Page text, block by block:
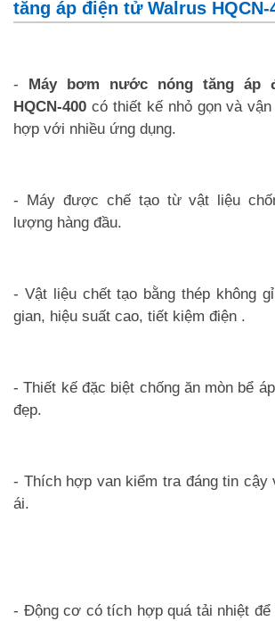
tăng áp điện tử Walrus HQCN-
- Máy bơm nước nóng tăng áp
HQCN-400 có thiết kế nhỏ gọn và
hợp với nhiều ứng dụng.
- Máy được chế tạo từ vật liệu
lượng hàng đầu.
- Vật liệu chết tạo bằng thép không
gian, hiệu suất cao, tiết kiệm điện .
- Thiết kế đặc biệt chống ăn mòn bể
đẹp.
- Thích hợp van kiểm tra đáng tin cậy
ái.
- Động cơ có tích hợp quá tải nhiệt để